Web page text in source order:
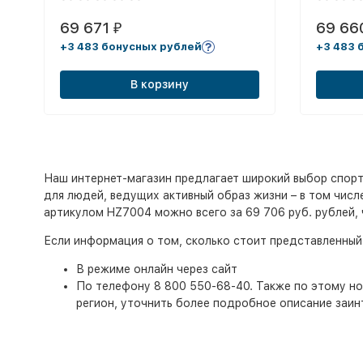
69 671 ₽
+3 483 бонусных рублей
В корзину
69
+3 483
Наш интернет-магазин предлагает широкий выбор
для людей, ведущих активный образ жизни – в том
артикулом HZ7004 можно всего за 69 706 руб. рублей,
Если информация о том, сколько стоит
В режиме онлайн через сайт
По телефону 8 800 550-68-40. Также по этому
регион, уточнить более подробное описание